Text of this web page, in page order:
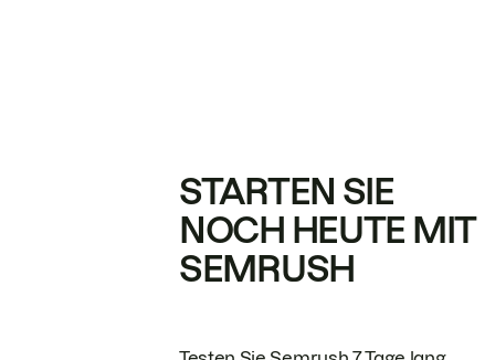
STARTEN SIE
NOCH HEUTE MIT
SEMRUSH